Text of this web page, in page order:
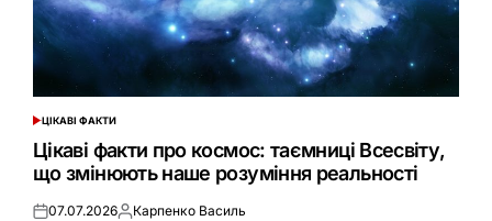
ОПУБЛІКУВАТИ
У
ЦІКАВІ ФАКТИ
Цікаві факти про космос: таємниці Всесвіту,
що змінюють наше розуміння реальності
07.07.2026 Карпенко Василь